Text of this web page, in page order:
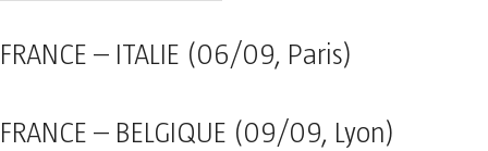
FRANCE – ITALIE (06/09, Paris)
FRANCE – BELGIQUE (09/09, Lyon)